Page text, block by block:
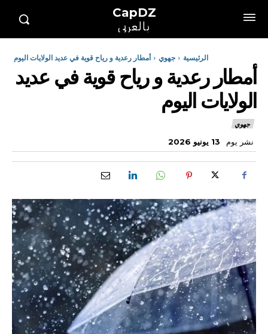
CapDZ
بالعربي
الرئيسية جهوي أمطار رعدية و رياح قوية في عديد الولايات اليوم
أمطار رعدية و رياح قوية في عديد
الولايات اليوم
جهوي
نشر يوم 13 يونيو 2026